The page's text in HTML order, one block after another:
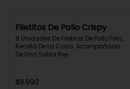
Filetitos De Pollo Crispy
8 Unidades De Filetitos De Pollo Frito,
Receta De La Casa. Acompañado
De Una Salsa Rey.
$8.990